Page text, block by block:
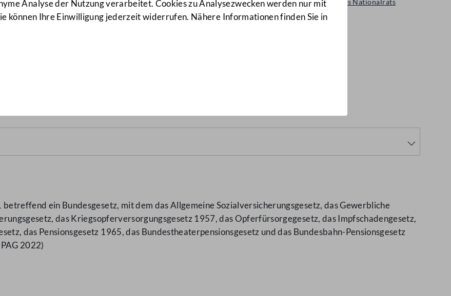
Analyse der Nutzung verarbeitet. Cookies zu Analysezwecken werden nur mit
können Ihre Einwilligung jederzeit widerrufen. Nähere Informationen finden Sie in
Änderung im Plenum des Nationalrats
10772/BR d.B.
2022 – PAG 2022
ein Bundesgesetz, mit dem das Allgemeine Sozialversicherungsgesetz, das Gewerbliche
das Kriegsopferversorgungsgesetz 1957, das Opferfürsorgegesetz, das Impfschadengesetz,
das Pensionsgesetz 1965, das Bundestheaterpensionsgesetz und das Bundesbahn-Pensionsgesetz
2022)